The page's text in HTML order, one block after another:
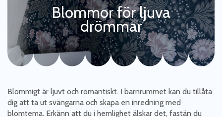
Blommor för ljuva
drömmar
Blommigt är ljuvt och romantiskt. I barnrummet kan du tillåta
dig att ta ut svängarna och skapa en inredning med
blomtema. Erkänn att du i hemlighet älskar det, fastän du